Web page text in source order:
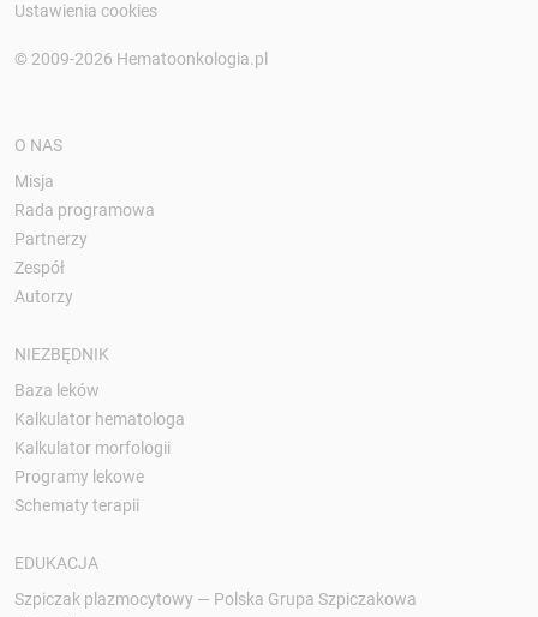
Ustawienia cookies
© 2009-2026 Hematoonkologia.pl
O NAS
Misja
Rada programowa
Partnerzy
Zespół
Autorzy
NIEZBĘDNIK
Baza leków
Kalkulator hematologa
Kalkulator morfologii
Programy lekowe
Schematy terapii
EDUKACJA
Szpiczak plazmocytowy — Polska Grupa Szpiczakowa